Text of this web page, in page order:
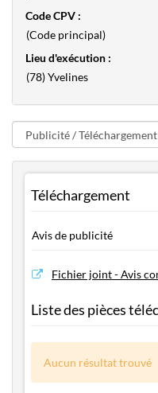
Code CPV :
(Code principal)
Lieu d'exécution :
(78) Yvelines
Téléchargement
Avis de publicité
Fichier joint - Avis
Liste des pièces
Aucun résultat trouvé